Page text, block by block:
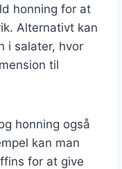
honning for at
Alternativt kan
i salater, hvor
til
honning også
kan man
for at give